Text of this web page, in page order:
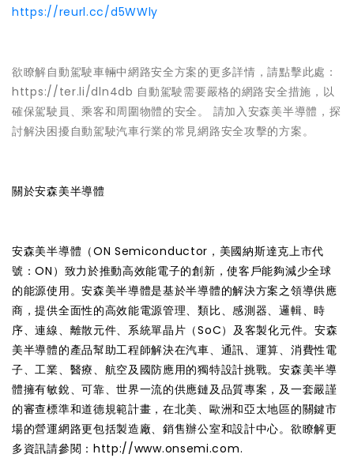
https://reurl.cc/d5WWly
欲瞭解自動駕駛車輛中網路安全方案的更多詳情，請點擊此處：
https://ter.li/dln4db 自動駕駛需要嚴格的網路安全措施，以
確保駕駛員、乘客和周圍物體的安全。 請加入安森美半導體，探
討解決困擾自動駕駛汽車行業的常見網路安全攻擊的方案。
關於安森美半導體
安森美半導體（ON Semiconductor，美國納斯達克上市代
號：ON）致力於推動高效能電子的創新，使客戶能夠減少全球
的能源使用。安森美半導體是基於半導體的解決方案之領導供應
商，提供全面性的高效能電源管理、類比、感測器、邏輯、時
序、連線、離散元件、系統單晶片（SoC）及客製化元件。安森
美半導體的產品幫助工程師解決在汽車、通訊、運算、消費性電
子、工業、醫療、航空及國防應用的獨特設計挑戰。安森美半導
體擁有敏銳、可靠、世界一流的供應鏈及品質專案，及一套嚴謹
的審查標準和道德規範計畫，在北美、歐洲和亞太地區的關鍵市
場的營運網路更包括製造廠、銷售辦公室和設計中心。欲瞭解更
多資訊請參閱：http://www.onsemi.com.